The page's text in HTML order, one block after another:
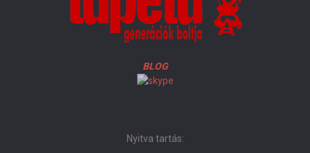
BLOG
Nyitva tartás: